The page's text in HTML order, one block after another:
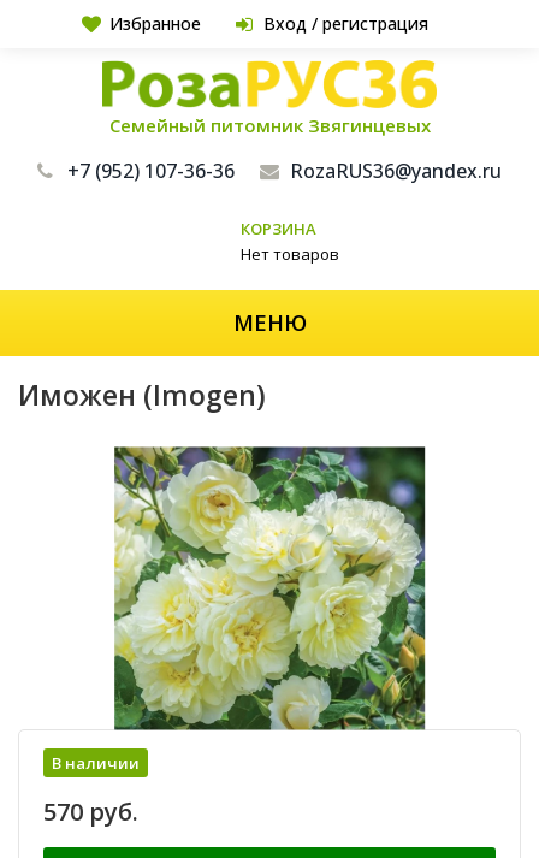
Избранное Вход / регистрация
Семейный питомник Звягинцевых
+7 (952) 107-36-36 RozaRUS36@yandex.ru
КОРЗИНА
Нет товаров
МЕНЮ
Иможен (Imogen)
В наличии
570 руб.